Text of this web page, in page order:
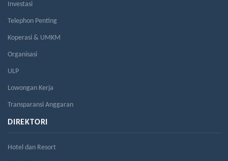
Investasi
Telephon Penting
Koperasi & UMKM
Organisasi
ULP
Lowongan Kerja
Transparansi Anggaran
DIREKTORI
Hotel dan Resort